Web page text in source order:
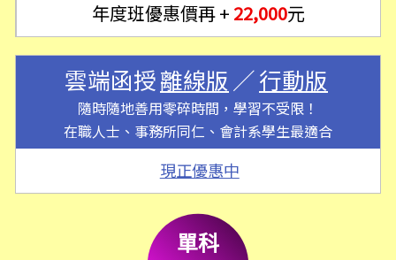
年度班優惠價再 + 22,000元
雲端函授離線版 ／行動版
隨時隨地善用零碎時間，學習不受限！
在職人士、事務所同仁、會計系學生最適合
現正優惠中
單科